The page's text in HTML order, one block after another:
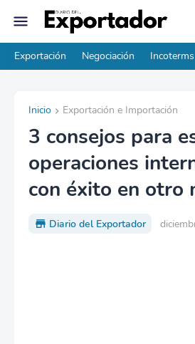
Exportación Negociación Incoterms
Inicio Exportación e Importación
3 consejos para
operaciones
con éxito en otro
Diario del Exportador